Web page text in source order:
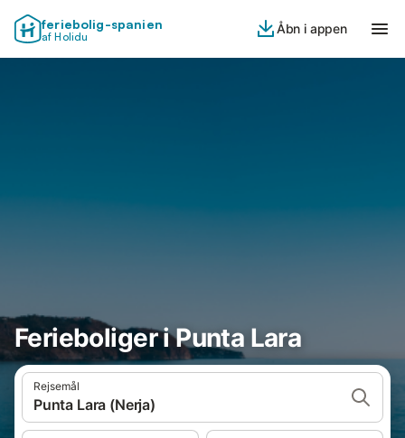
feriebolig-spanien
af Holidu
Åbn i appen
Ferieboliger i Punta Lara
Rejsemål
Punta Lara (Nerja)